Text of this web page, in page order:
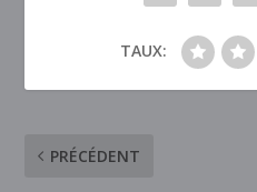
TAUX:
PRÉCÉDENT